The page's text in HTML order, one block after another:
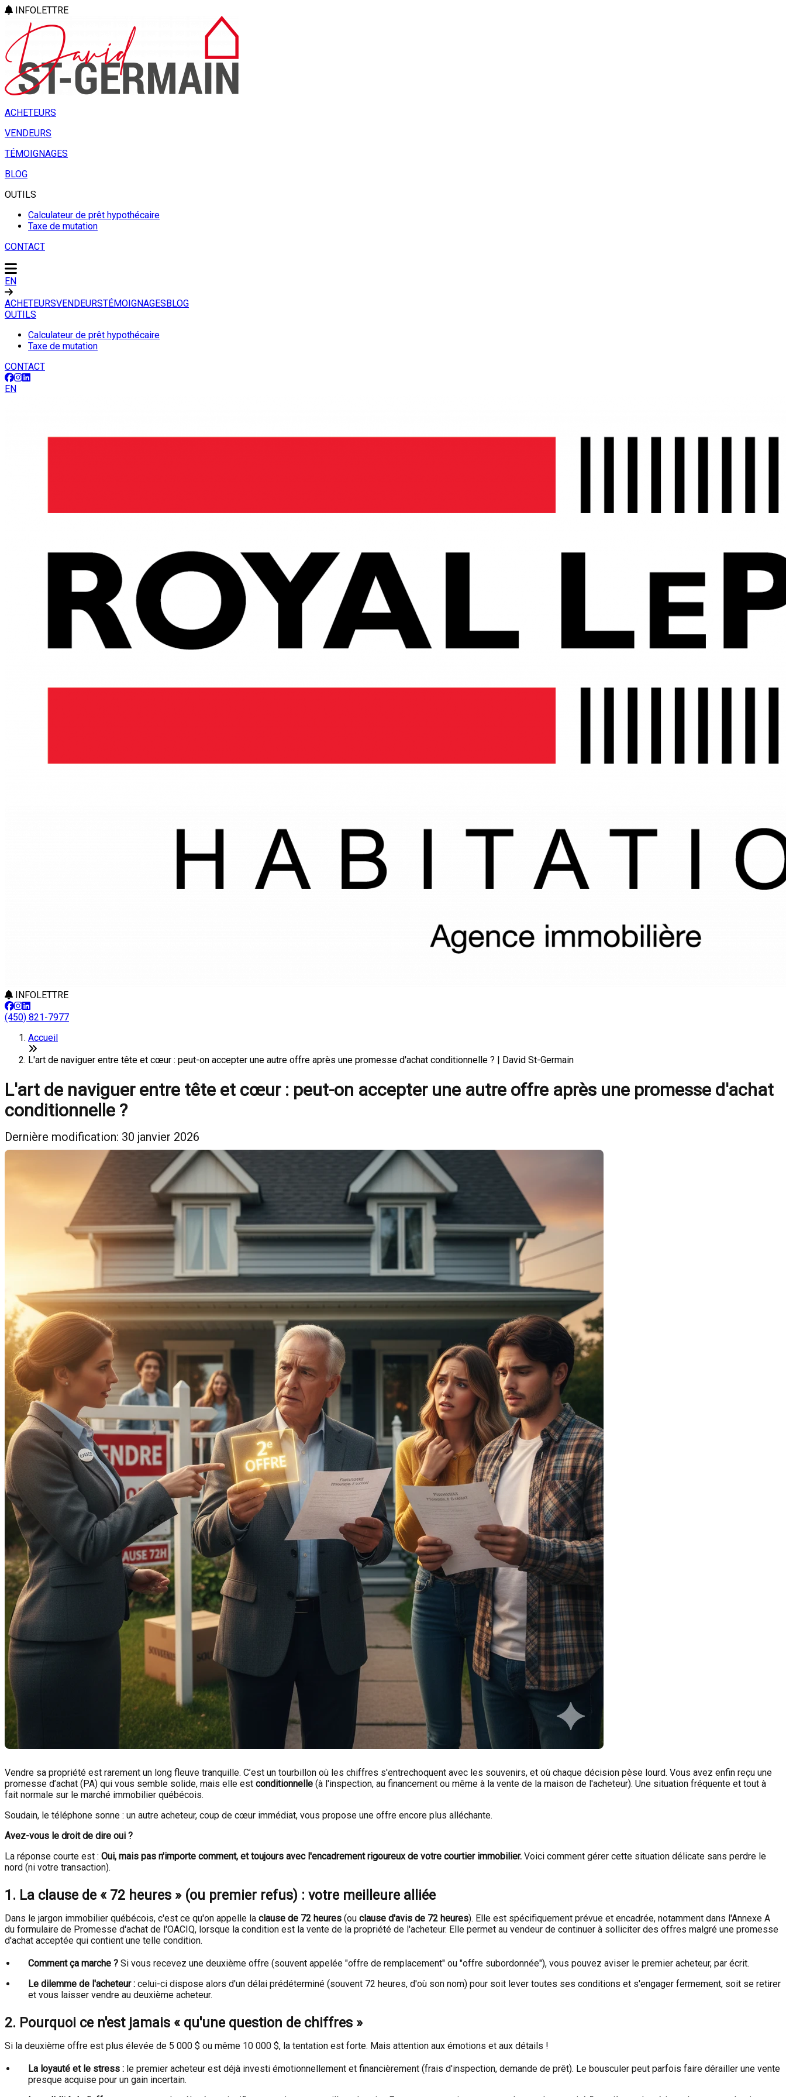
INFOLETTRE
ACHETEURS
VENDEURS
TÉMOIGNAGES
BLOG
OUTILS
Calculateur de prêt hypothécaire
Taxe de mutation
CONTACT
EN
ACHETEURSVENDEURSTÉMOIGNAGESBLOG
OUTILS
Calculateur de prêt hypothécaire
Taxe de mutation
CONTACT
EN
INFOLETTRE
(450) 821-7977
Accueil
L'art de naviguer entre tête et cœur : peut-on accepter une autre offre après une promesse d'achat conditionnelle ? | David St-Germain
L'art de naviguer entre tête et cœur : peut-on accepter une autre offre après une promesse d'achat
conditionnelle ?
Dernière modification: 30 janvier 2026
Vendre sa propriété est rarement un long fleuve tranquille. C’est un tourbillon où les chiffres s'entrechoquent avec les souvenirs, et où chaque décision pèse lourd. Vous avez enfin reçu une
promesse d’achat (PA) qui vous semble solide, mais elle est conditionnelle (à l'inspection, au financement ou même à la vente de la maison de l'acheteur). Une situation fréquente et tout à
fait normale sur le marché immobilier québécois.
Soudain, le téléphone sonne : un autre acheteur, coup de cœur immédiat, vous propose une offre encore plus alléchante.
Avez-vous le droit de dire oui ?
La réponse courte est : Oui, mais pas n'importe comment, et toujours avec l'encadrement rigoureux de votre courtier immobilier. Voici comment gérer cette situation délicate sans perdre le
nord (ni votre transaction).
1. La clause de « 72 heures » (ou premier refus) : votre meilleure alliée
Dans le jargon immobilier québécois, c'est ce qu'on appelle la clause de 72 heures (ou clause d'avis de 72 heures). Elle est spécifiquement prévue et encadrée, notamment dans l'Annexe A
du formulaire de Promesse d'achat de l'OACIQ, lorsque la condition est la vente de la propriété de l'acheteur. Elle permet au vendeur de continuer à solliciter des offres malgré une promesse
d'achat acceptée qui contient une telle condition.
Comment ça marche ? Si vous recevez une deuxième offre (souvent appelée "offre de remplacement" ou "offre subordonnée"), vous pouvez aviser le premier acheteur, par écrit.
Le dilemme de l'acheteur : celui-ci dispose alors d'un délai prédéterminé (souvent 72 heures, d'où son nom) pour soit lever toutes ses conditions et s'engager fermement, soit se retirer
et vous laisser vendre au deuxième acheteur.
2. Pourquoi ce n'est jamais « qu'une question de chiffres »
Si la deuxième offre est plus élevée de 5 000 $ ou même 10 000 $, la tentation est forte. Mais attention aux émotions et aux détails !
La loyauté et le stress : le premier acheteur est déjà investi émotionnellement et financièrement (frais d'inspection, demande de prêt). Le bousculer peut parfois faire dérailler une vente
presque acquise pour un gain incertain.